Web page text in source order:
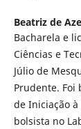
Beatriz de
Bacharela e
Ciências e
Júlio de
Prudente. Foi
de Iniciação à
bolsista no